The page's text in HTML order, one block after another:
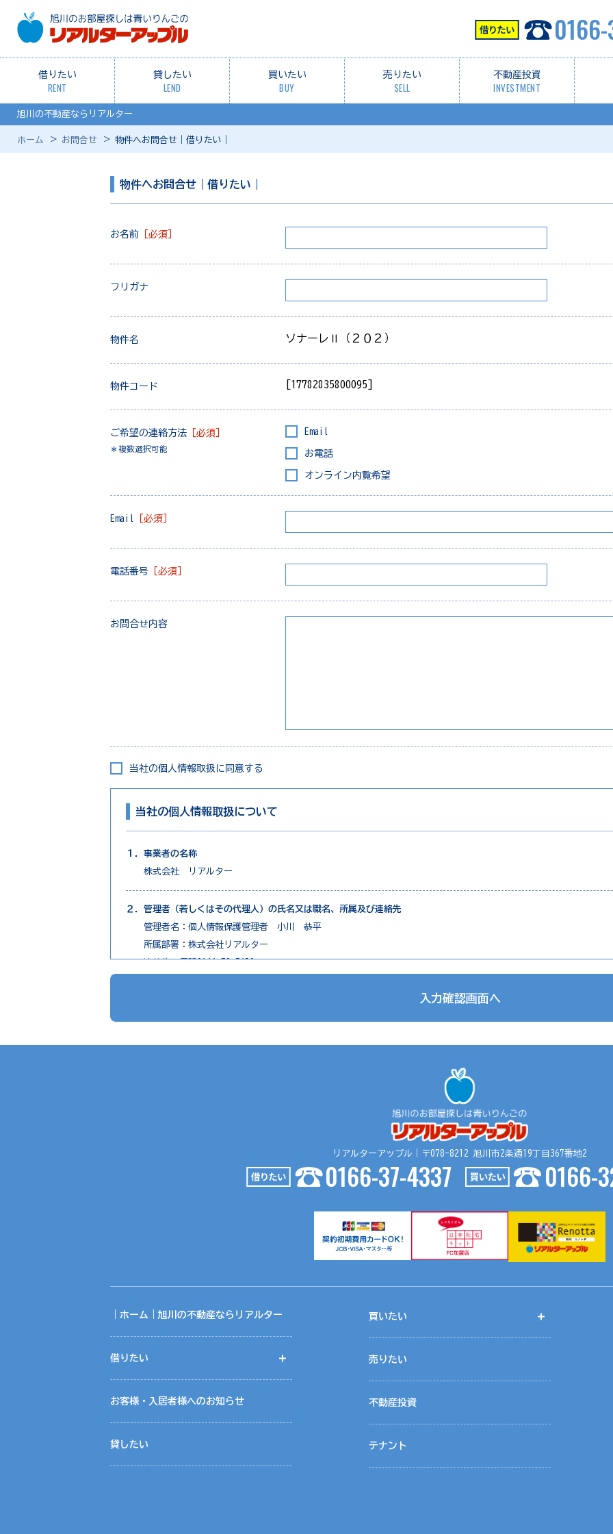
借りたい
RENT
貸したい
LEND
買いたい
BUY
売りたい
SELL
不動産投資
INVESTMENT
旭川の不動産ならリアルター
ホーム お問合せ 物件へお問合せ｜借りたい｜
物件へお問合せ｜借りたい｜
お名前 ［必須］
フリガナ
物件名 ソナーレⅡ（２０２）
物件コード [17782835800095]
ご希望の連絡方法 ［必須］
＊複数選択可能
Email
お電話
オンライン内覧希望
Email ［必須］
電話番号 ［必須］
お問合せ内容
当社の個人情報取扱に同意する
当社の個人情報取扱について
１．事業者の名称
株式会社 リアルター
２．管理者（若しくはその代理人）の氏名又は職名、所属及び連絡先
管理者名：個人情報保護管理者 小川 恭平
所属部署：株式会社リアルター
（１）第三者に提供する目的
氏名、生年月日、住所、電話番号、Ｅメールアドレス等
（４）提供を受ける者の組織の種類、属性
共同利用について当社では、お客様により有益な情報提供をするためにリアルターグループとして総合的にお客様情
共同利用する情報は、氏名、連絡先、物件情報、物件入居状況です。
共同利用に関する取りまとめは、株式会社リアルターの個人情報保護管理者が行っております。
当社は事業運営上、お客様により良いサービスを提供するために業務の一部を外部に委託しています。業務委託先に
この場合、個人情報を適切に取り扱っていると認められる委託先を選定し、契約等において個人情報の適正管理・機
入力確認画面へ
リアルターアップル｜〒078-8212 旭川市2条通19丁目367番地2
0166-37-4337 0166-
｜ホーム｜旭川の不動産ならリアルター
借りたい
お客様・入居者様へのお知らせ
貸したい
買いたい
売りたい
不動産投資
テナント